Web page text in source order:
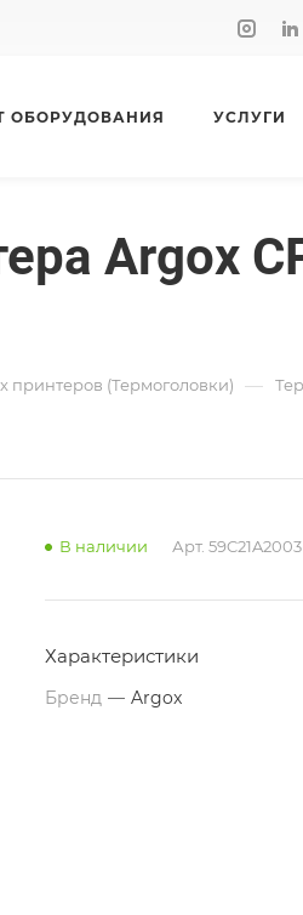
ОБОРУДОВАНИЯ УСЛУГИ
Argox
принтеров (Термоголовки) —
В наличии Арт. 59C21A2003
Характеристики
Бренд — Argox